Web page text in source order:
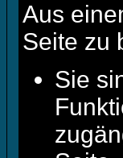
Aus
Seite zu
Sie